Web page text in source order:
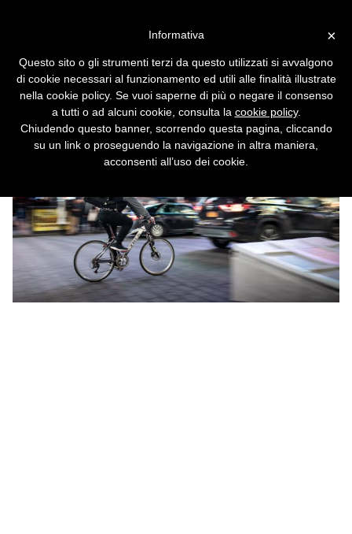
lavoratori dipendenti
E come tali vanno tutelati.
×
Informativa
Questo sito o gli strumenti terzi da questo utilizzati si avvalgono
di cookie necessari al funzionamento ed utili alle finalità illustrate
nella cookie policy. Se vuoi saperne di più o negare il consenso
a tutti o ad alcuni cookie, consulta la cookie policy.
Chiudendo questo banner, scorrendo questa pagina, cliccando
su un link o proseguendo la navigazione in altra maniera,
acconsenti all’uso dei cookie.